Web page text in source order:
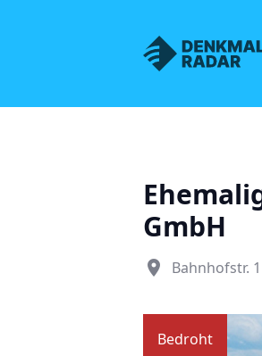
Denkmalnetz
GmbH
place Bahnhofstr.
Bedroht